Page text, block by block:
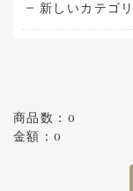
新しいカテゴ
商品数：0
金額：0